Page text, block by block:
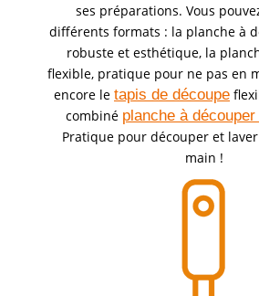
ses préparations. Vous
différents formats : la planche à
robuste et esthétique, la
flexible, pratique pour ne pas en
encore le tapis de découpe
combiné planche à
Pratique pour découper et
main !